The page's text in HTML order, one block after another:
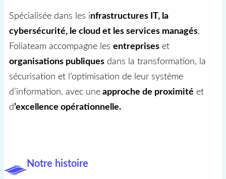
Spécialisée dans les infrastructures IT, la
cybersécurité, le cloud et les services managés,
Foliateam accompagne les entreprises et
organisations publiques dans la transformation, la
sécurisation et l’optimisation de leur système
d’information, avec une approche de proximité et
d’excellence opérationnelle.
Notre histoire